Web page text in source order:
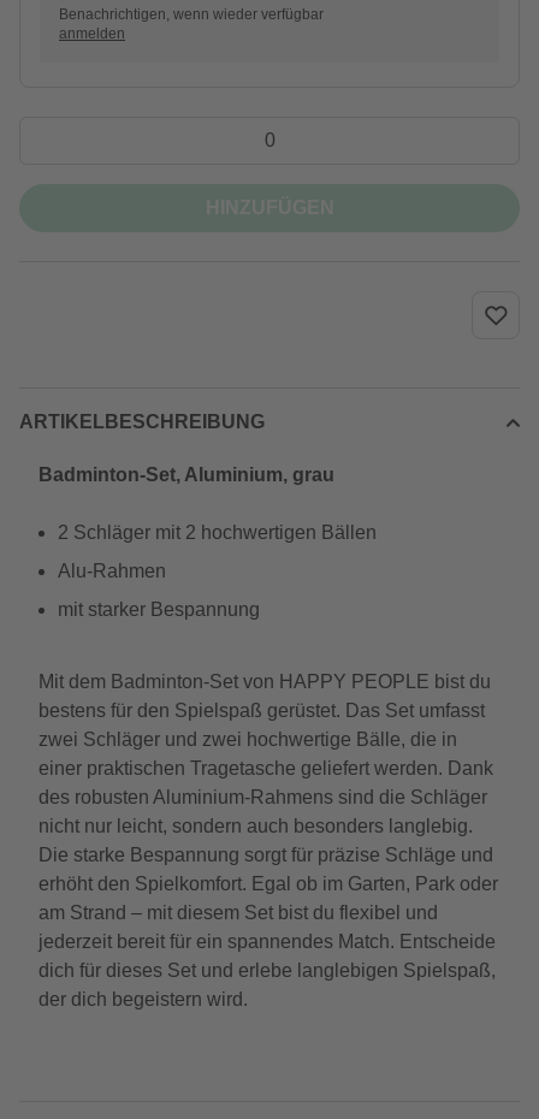
Benachrichtigen, wenn wieder verfügbar
anmelden
ARTIKELBESCHREIBUNG
Badminton-Set, Aluminium, grau
2 Schläger mit 2 hochwertigen Bällen
Alu-Rahmen
mit starker Bespannung
Mit dem Badminton-Set von HAPPY PEOPLE bist du
bestens für den Spielspaß gerüstet. Das Set umfasst
zwei Schläger und zwei hochwertige Bälle, die in
einer praktischen Tragetasche geliefert werden. Dank
des robusten Aluminium-Rahmens sind die Schläger
nicht nur leicht, sondern auch besonders langlebig.
Die starke Bespannung sorgt für präzise Schläge und
erhöht den Spielkomfort. Egal ob im Garten, Park oder
am Strand – mit diesem Set bist du flexibel und
jederzeit bereit für ein spannendes Match. Entscheide
dich für dieses Set und erlebe langlebigen Spielspaß,
der dich begeistern wird.